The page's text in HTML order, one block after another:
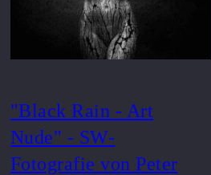
"Black Rain - Art
Nude" - SW-
Fotografie von Peter